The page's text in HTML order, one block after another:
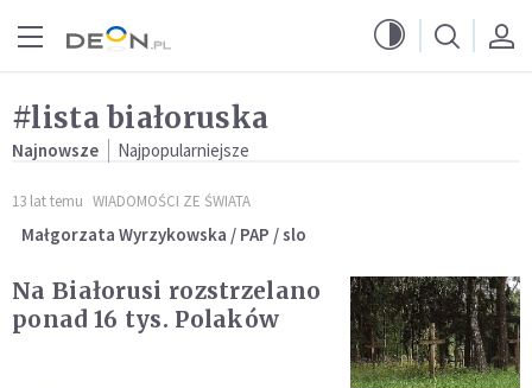
#lista białoruska
Najnowsze Najpopularniejsze
13 lat temu WIADOMOŚCI ZE ŚWIATA
Małgorzata Wyrzykowska / PAP / slo
Na Białorusi rozstrzelano
ponad 16 tys. Polaków